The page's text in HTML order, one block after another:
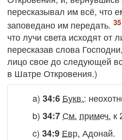
пересказывал им всё, что
заповедано им передать.
что лучи света исходят от
пересказав слова
лицо свое до следующей
в Шатре Откровения.)
a) 34:6 Букв.:
b) 34:7 См. примеч. к
c) 34:9 Евр. Адонай.